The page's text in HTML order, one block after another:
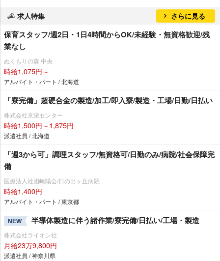
求人特集 さらに見る
保育スタッフ/週2日・1日4時間からOK/未経験・無資格歓迎/残
業なし
ぬくもりの森 中央
時給1,075円～
アルバイト・パート / 北海道
「寮完備」超硬合金の製造/加工/即入寮/製造・工場/日勤/日払い
株式会社京栄センター
時給1,500円～1,875円
派遣社員 / 北海道
「週3から可」調理スタッフ/無資格可/日勤のみ/病院/社会保障完
備
医療法人社団崎陽会/日の出ヶ丘病院
時給1,400円
アルバイト・パート / 東京都
NEW 半導体製造に伴う諸作業/寮完備/日払い/工場・製造
株式会社ライオン社
月給23万9,800円
派遣社員 / 神奈川県